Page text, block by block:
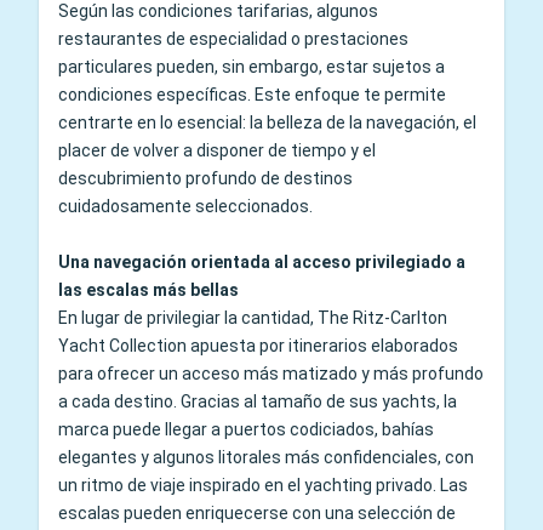
Según las condiciones tarifarias, algunos
restaurantes de especialidad o prestaciones
particulares pueden, sin embargo, estar sujetos a
condiciones específicas. Este enfoque te permite
centrarte en lo esencial: la belleza de la navegación, el
placer de volver a disponer de tiempo y el
descubrimiento profundo de destinos
cuidadosamente seleccionados.
Una navegación orientada al acceso privilegiado a
las escalas más bellas
En lugar de privilegiar la cantidad, The Ritz-Carlton
Yacht Collection apuesta por itinerarios elaborados
para ofrecer un acceso más matizado y más profundo
a cada destino. Gracias al tamaño de sus yachts, la
marca puede llegar a puertos codiciados, bahías
elegantes y algunos litorales más confidenciales, con
un ritmo de viaje inspirado en el yachting privado. Las
escalas pueden enriquecerse con una selección de